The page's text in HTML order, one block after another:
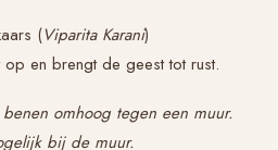
(Viparita Karani)
en brengt de geest tot rust.
omhoog tegen een muur.
bij de muur.